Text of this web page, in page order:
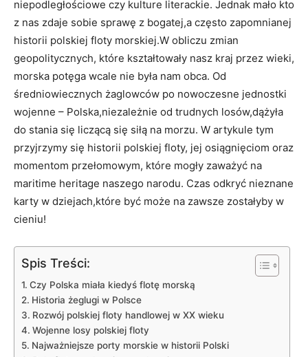
niepodległościowe czy kulture literackie. Jednak mało kto
z nas zdaje sobie sprawę z bogatej,a często zapomnianej
historii polskiej floty morskiej.W obliczu zmian
geopolitycznych, które kształtowały nasz kraj przez wieki,
morska potęga‌ wcale nie była nam obca. Od
średniowiecznych żaglowców po nowoczesne jednostki
wojenne –⁤ Polska,niezależnie od trudnych losów,dążyła
⁣do stania się liczącą się siłą ‍na morzu. W artykule⁤ tym
przyjrzymy się historii polskiej ⁢floty, jej osiągnięciom oraz
momentom​ przełomowym, ⁣które mogły zaważyć na‌
maritime heritage naszego ‌narodu. Czas odkryć nieznane
karty⁣ w dziejach,które być⁤ może na zawsze zostałyby w
cieniu!
Spis Treści:
Czy Polska miała kiedyś flotę morską
Historia⁣ żeglugi⁣ w Polsce
Rozwój polskiej floty handlowej w XX wieku
Wojenne losy​ polskiej ‍floty
Najważniejsze porty morskie⁤ w historii Polski